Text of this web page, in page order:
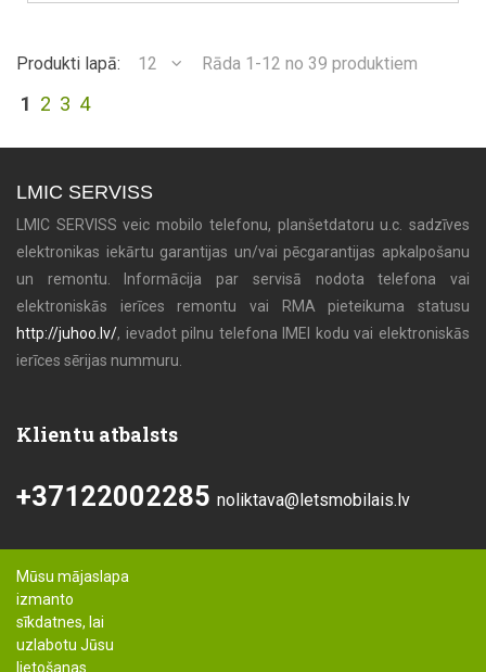
Produkti lapā: 12 Rāda 1-12 no 39 produktiem
1 2 3 4
LMIC SERVISS
LMIC SERVISS veic mobilo telefonu, planšetdatoru u.c. sadzīves
elektronikas iekārtu garantijas un/vai pēcgarantijas apkalpošanu
un remontu. Informācija par servisā nodota telefona vai
elektroniskās ierīces remontu vai RMA pieteikuma statusu
http://juhoo.lv/, ievadot pilnu telefona IMEI kodu vai elektroniskās
ierīces sērijas nummuru.
Klientu atbalsts
+37122002285 noliktava@letsmobilais.lv
Mūsu mājaslapa
izmanto
sīkdatnes, lai
uzlabotu Jūsu
lietošanas